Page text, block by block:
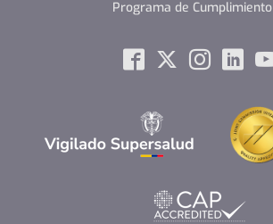
Programa de Cumplimiento